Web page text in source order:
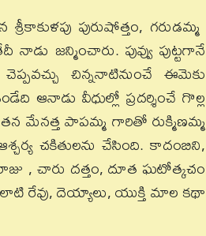
పురుషోత్తం, గరుడమ్మ
నాడు జన్మించారు. పువ్వు పుట్టగానే
చిన్ననాటినుంచే ఈమెకు
వీధుల్లో ప్రదర్శించే గొల్ల
మేనత్త పాపమ్మ గారితో రుక్మిణమ్మ
చకితులను చేసింది. కాదంబిని,
, చారు దత్తం, దూత ఘటోత్కచం
రేవు, దెయ్యాలు, యుక్తి మాల కథా